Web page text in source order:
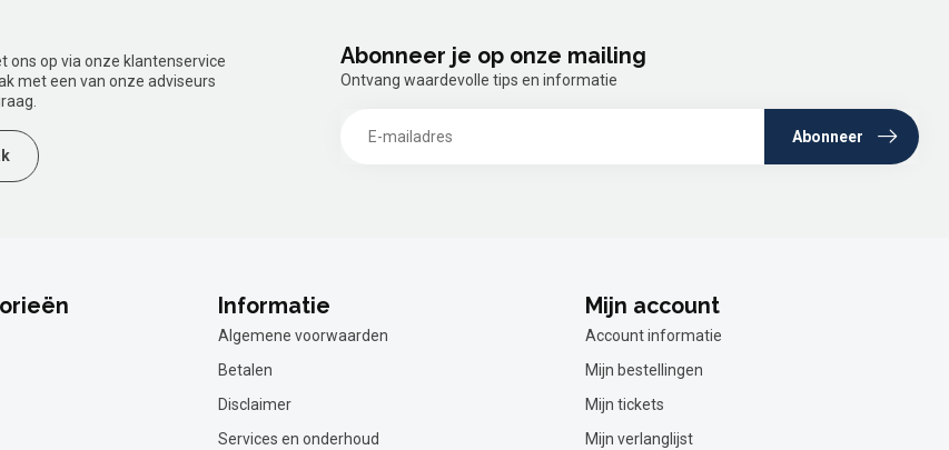
ons op via onze klantenservice
met een van onze adviseurs
Abonneer je op onze mailing
Ontvang waardevolle tips en informatie
Abonneer
Informatie
Algemene voorwaarden
Betalen
Disclaimer
Services en onderhoud
Mijn account
Account informatie
Mijn bestellingen
Mijn tickets
Mijn verlanglijst